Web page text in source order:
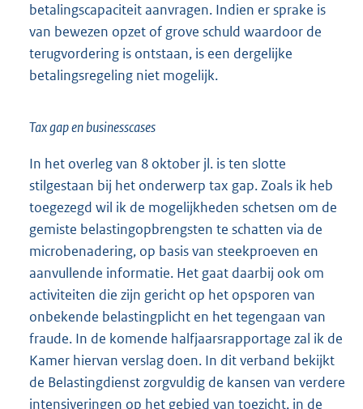
betalingscapaciteit aanvragen. Indien er sprake is
van bewezen opzet of grove schuld waardoor de
terugvordering is ontstaan, is een dergelijke
betalingsregeling niet mogelijk.
Tax gap en businesscases
In het overleg van 8 oktober jl. is ten slotte
stilgestaan bij het onderwerp tax gap. Zoals ik heb
toegezegd wil ik de mogelijkheden schetsen om de
gemiste belastingopbrengsten te schatten via de
microbenadering, op basis van steekproeven en
aanvullende informatie. Het gaat daarbij ook om
activiteiten die zijn gericht op het opsporen van
onbekende belastingplicht en het tegengaan van
fraude. In de komende halfjaarsrapportage zal ik de
Kamer hiervan verslag doen. In dit verband bekijkt
de Belastingdienst zorgvuldig de kansen van verdere
intensiveringen op het gebied van toezicht, in de